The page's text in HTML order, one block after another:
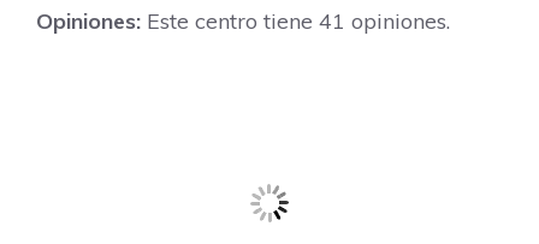
Opiniones: Este centro tiene 41 opiniones.